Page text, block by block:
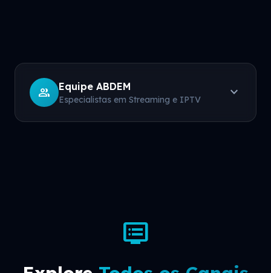
group Equipe ABDEM
Especialistas em Streaming e IPTV expand_more
dvr